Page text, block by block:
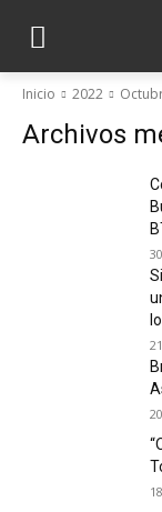
Inicio 2022
Archivos